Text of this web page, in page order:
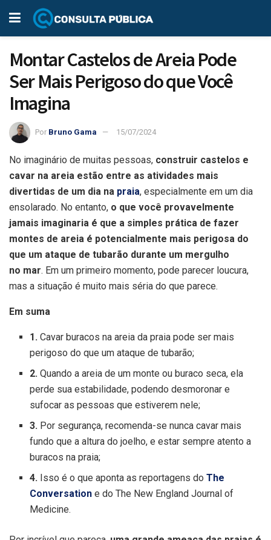
Montar Castelos de Areia Pode
Ser Mais Perigoso do que Você
Imagina
Por Bruno Gama 15/07/2024
No imaginário de muitas pessoas, construir castelos e
cavar na areia estão entre as atividades mais
divertidas de um dia na praia, especialmente em um dia
ensolarado. No entanto, o que você provavelmente
jamais imaginaria é que a simples prática de fazer
montes de areia é potencialmente mais perigosa do
que um ataque de tubarão durante um mergulho
no mar. Em um primeiro momento, pode parecer loucura,
mas a situação é muito mais séria do que parece.
Em suma
1.Cavar buracos na areia da praia pode ser mais
perigoso do que um ataque de tubarão;
2.Quando a areia de um monte ou buraco seca, ela
perde sua estabilidade, podendo desmoronar e
sufocar as pessoas que estiverem nele;
3. Por segurança, recomenda-se nunca cavar mais
fundo que a altura do joelho, e estar sempre atento a
buracos na praia;
4. Isso é o que aponta as reportagens doThe
Conversation e do The New England Journal of
Medicine.